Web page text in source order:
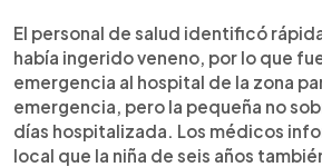
El personal de salud identificó
había ingerido veneno, por lo que
emergencia al hospital de la zona
emergencia, pero la pequeña no
días hospitalizada. Los médicos
local que la niña de seis años